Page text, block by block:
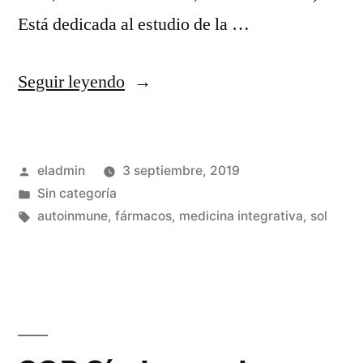
Está dedicada al estudio de la …
Seguir leyendo«Medicina
qué
consiste?»
Publicado
por
eladmin
3 septiembre, 2019
Publicado
en
Sin categoría
Etiquetas:
autoinmune, fármacos, medicina integrativa, sol